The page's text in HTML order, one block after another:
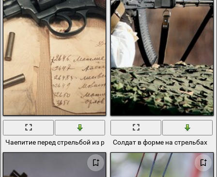
Чаепитие перед стрельбой из револьвер аСолдат в форме на стрельбах